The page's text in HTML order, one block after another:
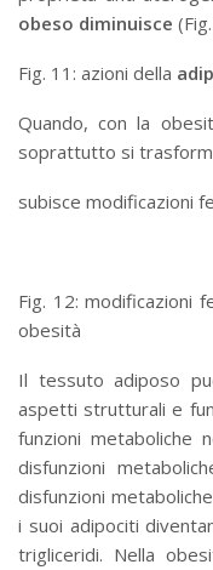
obeso diminuisce
Fig. 11: azioni della
Quando, con la
soprattutto si
subisce modificazioni
Fig. 12: modificazioni
obesità
Il tessuto adiposo
aspetti strutturali e
funzioni metaboliche
disfunzioni
disfunzioni
i suoi adipociti
trigliceridi. Nella